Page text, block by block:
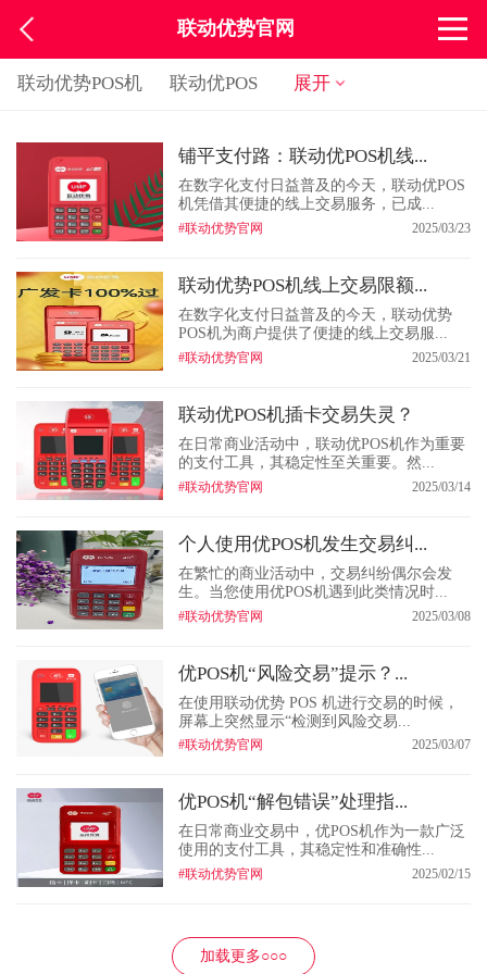
联动优势官网
联动优势POS机 联动优POS 展开
铺平支付路：联动优POS机线...
在数字化支付日益普及的今天，联动优POS
机凭借其便捷的线上交易服务，已成...
#联动优势官网 2025/03/23
联动优势POS机线上交易限额...
在数字化支付日益普及的今天，联动优势
POS机为商户提供了便捷的线上交易服...
#联动优势官网 2025/03/21
联动优POS机插卡交易失灵？
在日常商业活动中，联动优POS机作为重要
的支付工具，其稳定性至关重要。然...
#联动优势官网 2025/03/14
个人使用优POS机发生交易纠...
在繁忙的商业活动中，交易纠纷偶尔会发
生。当您使用优POS机遇到此类情况时...
#联动优势官网 2025/03/08
优POS机“风险交易”提示？...
在使用联动优势 POS 机进行交易的时候，
屏幕上突然显示“检测到风险交易...
#联动优势官网 2025/03/07
优POS机“解包错误”处理指...
在日常商业交易中，优POS机作为一款广泛
使用的支付工具，其稳定性和准确性...
#联动优势官网 2025/02/15
加载更多○○○